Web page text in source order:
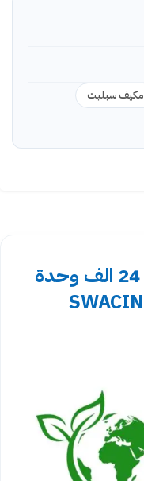
مكيف سبليت
مكيف اسبليت ستار واي 24 الف وحدة